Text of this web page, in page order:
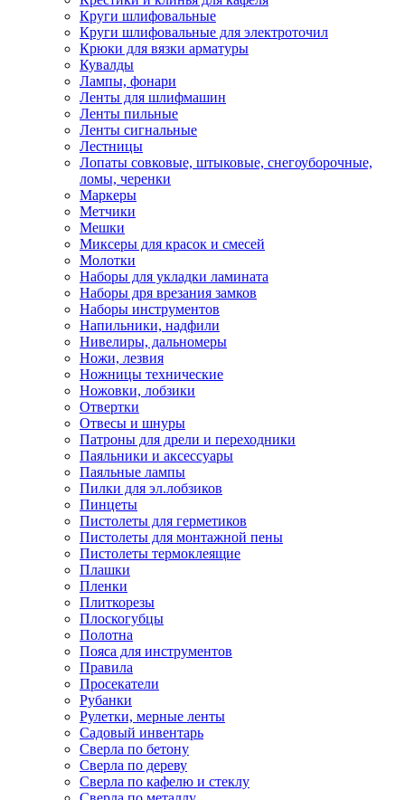
Круги шлифовальные
Круги шлифовальные для электроточил
Крюки для вязки арматуры
Кувалды
Лампы, фонари
Ленты для шлифмашин
Ленты пильные
Ленты сигнальные
Лестницы
Лопаты совковые, штыковые, снегоуборочные,
ломы, черенки
Маркеры
Метчики
Мешки
Миксеры для красок и смесей
Молотки
Наборы для укладки ламината
Наборы дря врезания замков
Наборы инструментов
Напильники, надфили
Нивелиры, дальномеры
Ножи, лезвия
Ножницы технические
Ножовки, лобзики
Отвертки
Отвесы и шнуры
Патроны для дрели и переходники
Паяльники и аксессуары
Паяльные лампы
Пилки для эл.лобзиков
Пинцеты
Пистолеты для герметиков
Пистолеты для монтажной пены
Пистолеты термоклеящие
Плашки
Пленки
Плиткорезы
Плоскогубцы
Полотна
Пояса для инструментов
Правила
Просекатели
Рубанки
Рулетки, мерные ленты
Садовый инвентарь
Сверла по бетону
Сверла по дереву
Сверла по кафелю и стеклу